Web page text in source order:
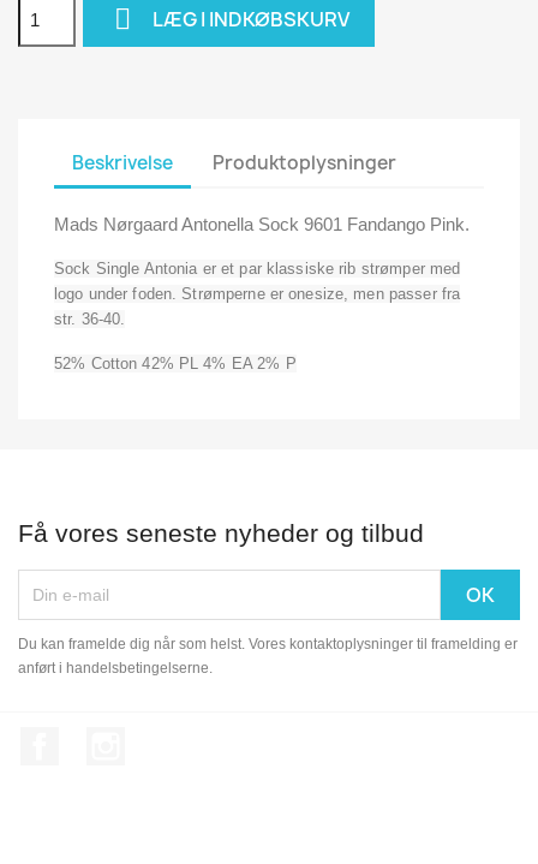
 LÆG I INDKØBSKURV
Beskrivelse Produktoplysninger
Mads Nørgaard Antonella Sock 9601 Fandango Pink.
Sock Single Antonia er et par klassiske rib strømper med
logo under foden. Strømperne er onesize, men passer fra
str. 36-40.
52% Cotton 42% PL 4% EA 2% P
Få vores seneste nyheder og tilbud
Du kan framelde dig når som helst. Vores kontaktoplysninger til framelding er
anført i handelsbetingelserne.